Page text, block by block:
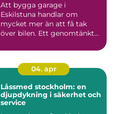
Att bygga garage i
Eskilstuna handlar om
mycket mer än att få tak
över bilen. Ett genomtänkt
04. apr
Låssmed stockholm: en
djupdykning i säkerhet och
service